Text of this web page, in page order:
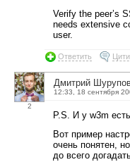
Verify the peer’s
needs extensive
user.
Ответить
2
Дмитрий
12:33, 18 сентября
P.S. И у w3m есть
Вот пример
очень понятен,
до всего